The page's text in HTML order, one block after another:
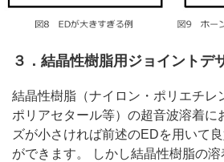
３．結晶性樹脂用ジョイントデ
結晶性樹脂（ナイロン・ポリエチレ
ポリアセタール等）の超音波溶着に
ズが小さければ前述のEDを用いて
ができます。 しかし結晶性樹脂の